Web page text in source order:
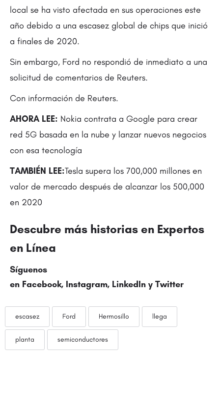
local se ha visto afectada en sus operaciones este
año debido a una escasez global de chips que inició
a finales de 2020.
Sin embargo, Ford no respondió de inmediato a una
solicitud de comentarios de Reuters.
Con información de Reuters.
AHORA LEE: Nokia contrata a Google para crear
red 5G basada en la nube y lanzar nuevos negocios
con esa tecnología
TAMBIÉN LEE:Tesla supera los 700,000 millones en
valor de mercado después de alcanzar los 500,000
en 2020
Descubre más historias en Expertos
en Línea
Síguenos
en Facebook, Instagram, LinkedIn y Twitter
escasez Ford Hermosillo llega
planta semiconductores